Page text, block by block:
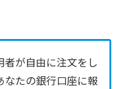
が自由に注文をし
なたの銀行口座に報